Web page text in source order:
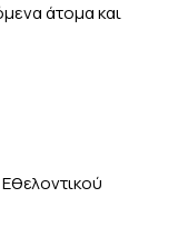
άτομα και